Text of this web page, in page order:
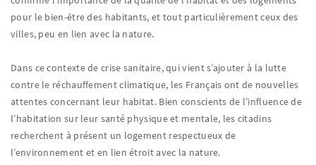
pour le bien-être des habitants, et tout particulièrement ceux des
villes, peu en lien avec la nature.
Dans ce contexte de crise sanitaire, qui vient s’ajouter à la lutte
contre le réchauffement climatique, les Français ont de nouvelles
attentes concernant leur habitat. Bien conscients de l’influence de
l’habitation sur leur santé physique et mentale, les citadins
recherchent à présent un logement respectueux de
l’environnement et en lien étroit avec la nature.